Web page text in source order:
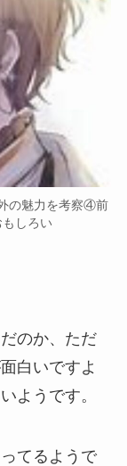
の魅力を考察④前
しろい
のか、ただ
白いですよ
ようです。
てるようで